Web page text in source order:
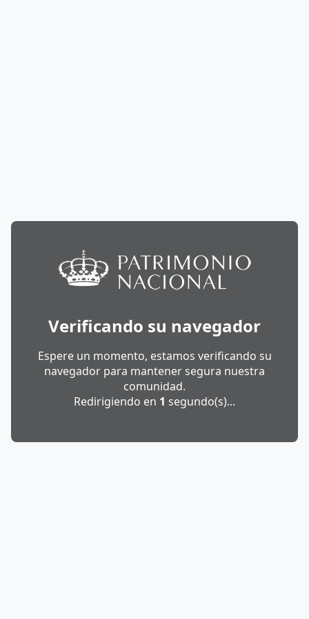
Verificando su navegador
Espere un momento, estamos verificando su
navegador para mantener segura nuestra
comunidad.
Redirigiendo en 1 segundo(s)...